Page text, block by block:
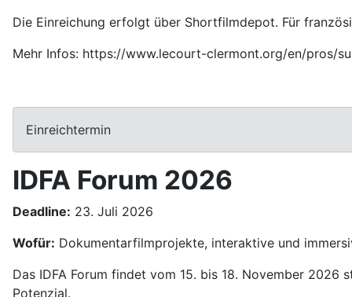
Die Einreichung erfolgt über Shortfilmdepot. Für
Mehr Infos: https://www.lecourt-clermont.org/en/pros/
Einreichtermin
IDFA Forum 2026
Deadline: 23. Juli 2026
Wofür: Dokumentarfilmprojekte, interaktive und
Das IDFA Forum findet vom 15. bis 18. November
Potenzial.